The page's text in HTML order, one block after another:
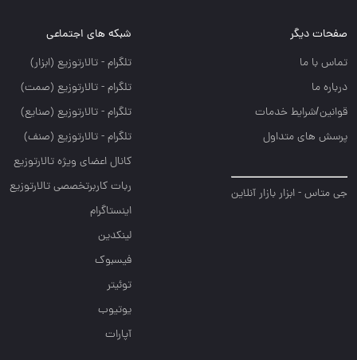
صفحات دیگر
تماس با ما
درباره ما
قوانین/شرایط خدمات
پرسش های متداول
جی متاس - ابزار بازار آنلاین
شبکه های اجتماعی
تلگرام - تالارتوزيع (ابزار)
تلگرام - تالارتوزيع (صمت)
تلگرام - تالارتوزيع (صنايع)
تلگرام - تالارتوزیع (صنف)
کانال اعضای ویژه تالارتوزیع
ربات کاربرتخصصی تالارتوزیع
اینستاگرام
لینکدین
فیسبوک
توئیتر
یوتیوب
آپارات